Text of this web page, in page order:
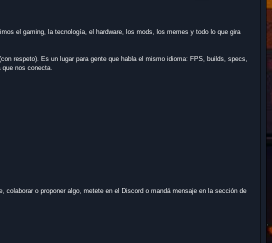
el gaming, la tecnología, el hardware, los mods, los memes y todo lo que gira
respeto). Es un lugar para gente que habla el mismo idioma: FPS, builds, specs,
nos conecta.
colaborar o proponer algo, metete en el Discord o mandá mensaje en la sección de